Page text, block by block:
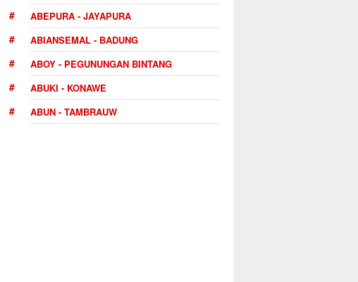
ABEPURA - JAYAPURA
ABIANSEMAL - BADUNG
ABOY - PEGUNUNGAN BINTANG
ABUKI - KONAWE
ABUN - TAMBRAUW